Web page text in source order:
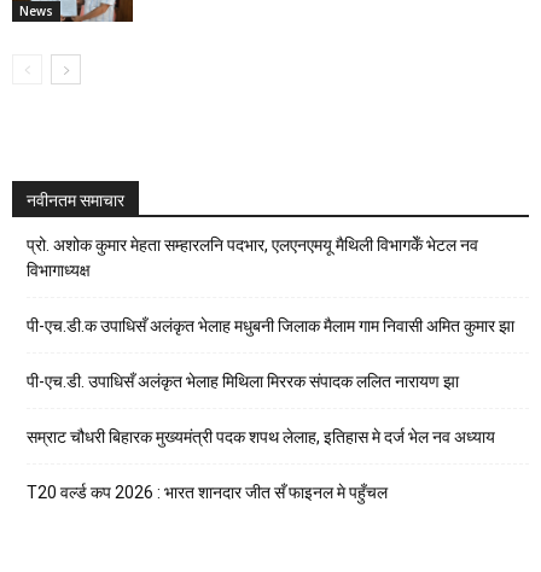
News
नवीनतम समाचार
प्रो. अशोक कुमार मेहता सम्हारलनि पदभार, एलएनएमयू मैथिली विभागकेँ भेटल नव
विभागाध्यक्ष
पी-एच.डी.क उपाधिसँ अलंकृत भेलाह मधुबनी जिलाक मैलाम गाम निवासी अमित कुमार झा
पी-एच.डी. उपाधिसँ अलंकृत भेलाह मिथिला मिररक संपादक ललित नारायण झा
सम्राट चौधरी बिहारक मुख्यमंत्री पदक शपथ लेलाह, इतिहास मे दर्ज भेल नव अध्याय
T20 वर्ल्ड कप 2026 : भारत शानदार जीत सँ फाइनल मे पहुँचल